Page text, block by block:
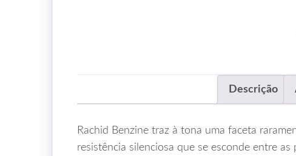
Descrição
Rachid Benzine traz à tona uma faceta
resistência silenciosa que se esconde entre